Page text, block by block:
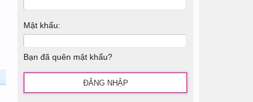
Mật khẩu:
Bạn đã quên mật khẩu?